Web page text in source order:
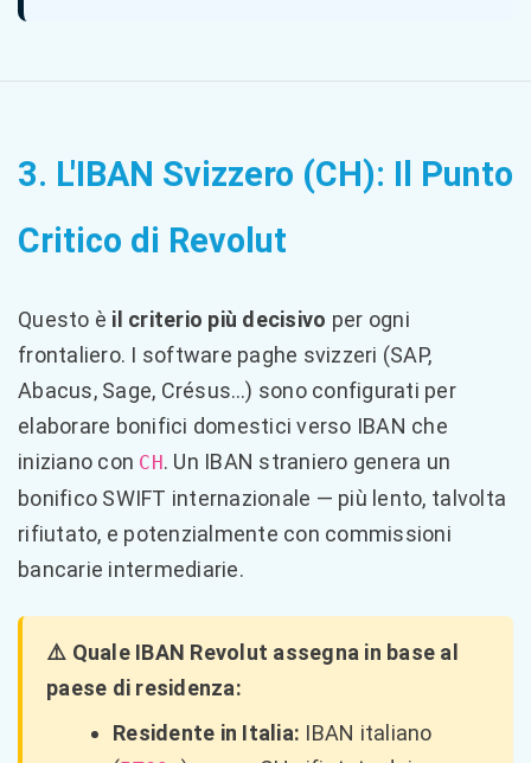
3. L'IBAN Svizzero (CH): Il Punto
Critico di Revolut
Questo è il criterio più decisivo per ogni
frontaliero. I software paghe svizzeri (SAP,
Abacus, Sage, Crésus…) sono configurati per
elaborare bonifici domestici verso IBAN che
iniziano con CH. Un IBAN straniero genera un
bonifico SWIFT internazionale — più lento, talvolta
rifiutato, e potenzialmente con commissioni
bancarie intermediarie.
⚠️ Quale IBAN Revolut assegna in base al
paese di residenza:
Residente in Italia: IBAN italiano